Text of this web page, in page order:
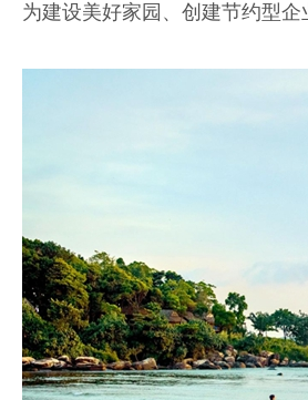
为建设美好家园、创建节约型